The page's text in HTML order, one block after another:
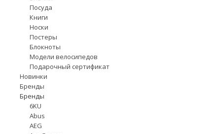
Посуда
Книги
Носки
Постеры
Блокноты
Модели велосипедов
Подарочный сертификат
Новинки
Бренды
Бренды
6KU
Abus
AEG